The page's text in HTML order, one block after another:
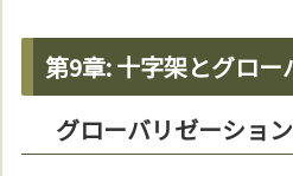
第9章: 十字架とグロ
グローバリゼーショ